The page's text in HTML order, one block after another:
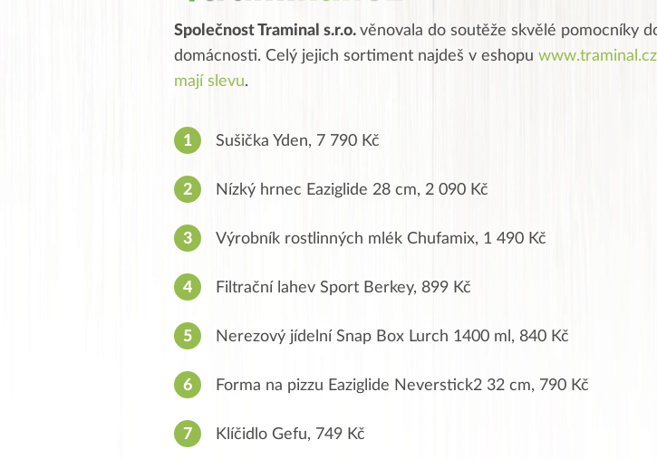
Společnost Traminal s.r.o. věnovala do soutěže skvělé pomocníky
domácnosti. Celý jejich sortiment najdeš v eshopu www.traminal.cz
mají slevu.
Sušička Yden, 7 790 Kč
Nízký hrnec Eaziglide 28 cm, 2 090 Kč
Výrobník rostlinných mlék Chufamix, 1 490 Kč
Filtrační lahev Sport Berkey, 899 Kč
Nerezový jídelní Snap Box Lurch 1400 ml, 840 Kč
Forma na pizzu Eaziglide Neverstick2 32 cm, 790 Kč
Klíčidlo Gefu, 749 Kč